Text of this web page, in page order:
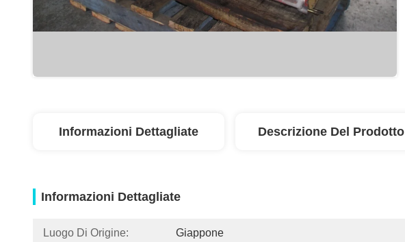
Informazioni Dettagliate Descrizione Del Prodotto
Informazioni Dettagliate
Luogo Di Origine: Giappone